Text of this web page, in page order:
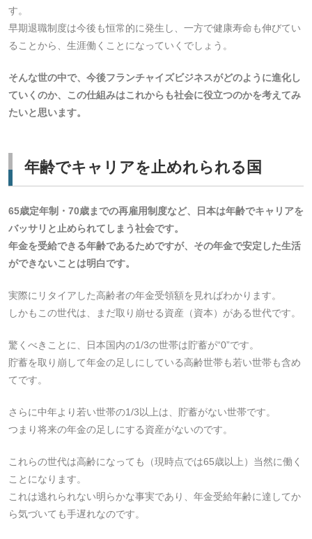
す。
早期退職制度は今後も恒常的に発生し、一方で健康寿命も伸びてい
ることから、生涯働くことになっていくでしょう。
そんな世の中で、今後フランチャイズビジネスがどのように進化し
ていくのか、この仕組みはこれからも社会に役立つのかを考えてみ
たいと思います。
年齢でキャリアを止めれられる国
65歳定年制・70歳までの再雇用制度など、日本は年齢でキャリアを
バッサリと止められてしまう社会です。
年金を受給できる年齢であるためですが、その年金で安定した生活
ができないことは明白です。
実際にリタイアした高齢者の年金受領額を見ればわかります。
しかもこの世代は、まだ取り崩せる資産（資本）がある世代です。
驚くべきことに、日本国内の1/3の世帯は貯蓄が“0”です。
貯蓄を取り崩して年金の足しにしている高齢世帯も若い世帯も含め
てです。
さらに中年より若い世帯の1/3以上は、貯蓄がない世帯です。
つまり将来の年金の足しにする資産がないのです。
これらの世代は高齢になっても（現時点では65歳以上）当然に働く
ことになります。
これは逃れられない明らかな事実であり、年金受給年齢に達してか
ら気づいても手遅れなのです。